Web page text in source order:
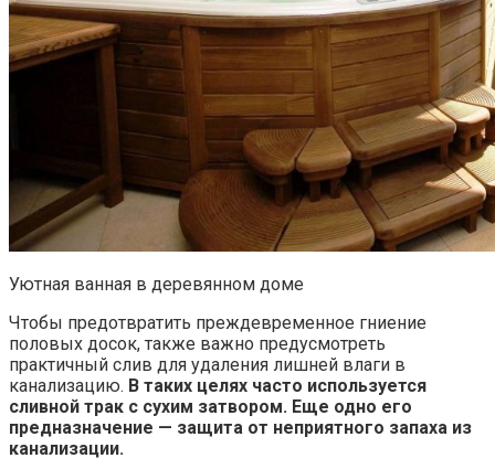
Уютная ванная в деревянном доме
Чтобы предотвратить преждевременное гниение
половых досок, также важно предусмотреть
практичный слив для удаления лишней влаги в
канализацию. В таких целях часто используется
сливной трак с сухим затвором. Еще одно его
предназначение — защита от неприятного запаха из
канализации.